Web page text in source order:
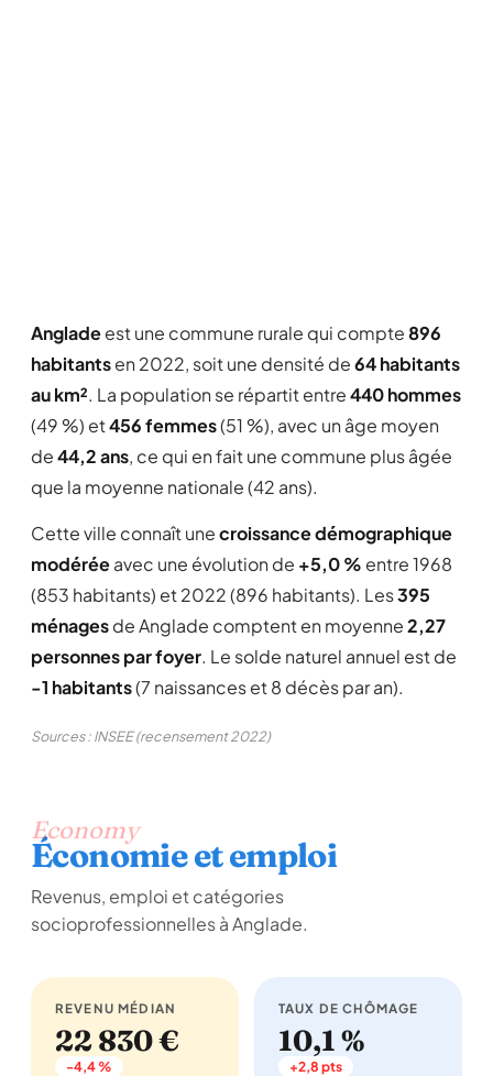
Angladeest une commune rurale qui compte896
habitantsen 2022, soit une densité de64 habitants
au km². La population se répartit entre440 hommes
(49 %) et456 femmes(51 %), avec un âge moyen
de44,2 ans, ce qui en fait une commune plus âgée
que la moyenne nationale (42 ans).
Cette ville connaît unecroissance démographique
modéréeavec une évolution de +5,0 % entre 1968
(853 habitants) et 2022 (896 habitants). Les395
ménagesde Anglade comptent en moyenne2,27
personnes par foyer. Le solde naturel annuel est de
-1 habitants(7 naissances et 8 décès par an).
Sources : INSEE (recensement 2022)
Economy
Économie et emploi
Revenus, emploi et catégories
socioprofessionnelles à Anglade.
REVENU MÉDIAN
22 830 €
-4,4 %
TAUX DE CHÔMAGE
10,1 %
+2,8 pts